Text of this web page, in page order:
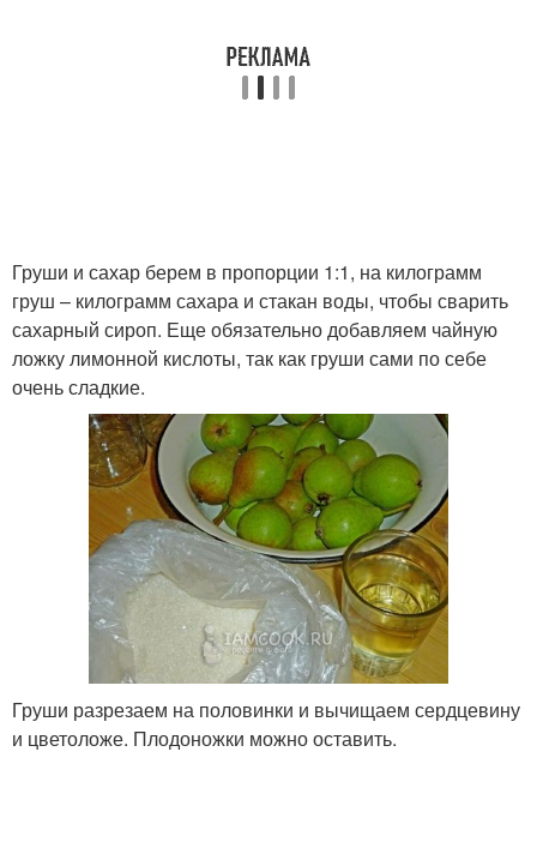
Груши и сахар берем в пропорции 1:1, на килограмм
груш – килограмм сахара и стакан воды, чтобы сварить
сахарный сироп. Еще обязательно добавляем чайную
ложку лимонной кислоты, так как груши сами по себе
очень сладкие.
Груши разрезаем на половинки и вычищаем сердцевину
и цветоложе. Плодоножки можно оставить.